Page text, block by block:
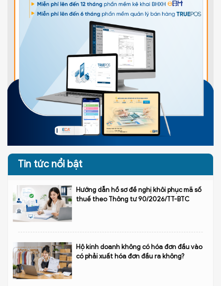
Tin tức nổi bật
Hướng dẫn hồ sơ đề nghị khôi phục mã số
thuế theo Thông tư 90/2026/TT-BTC
Hộ kinh doanh không có hóa đơn đầu vào
có phải xuất hóa đơn đầu ra không?